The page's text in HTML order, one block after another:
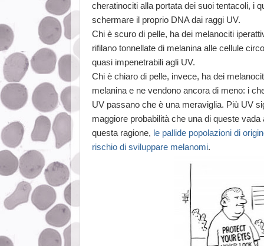
cheratinociti alla portata dei suoi tentacoli, i
schermare il proprio DNA dai raggi UV.
Chi è scuro di pelle, ha dei melanociti
rifilano tonnellate di melanina alle cellule
quasi impenetrabili agli UV.
Chi è chiaro di pelle, invece, ha dei
melanina e ne vendono ancora di meno: i
UV passano che è una meraviglia. Più UV
maggiore probabilità che una di queste
questa ragione, le pallide popolazioni di
rischio di sviluppare melanomi.